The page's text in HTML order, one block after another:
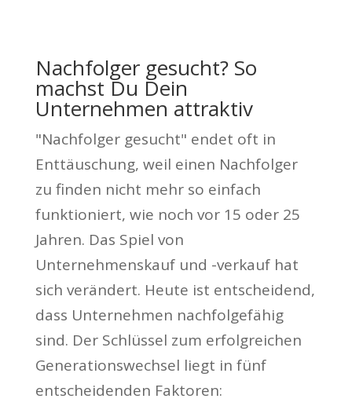
Nachfolger gesucht? So
machst Du Dein
Unternehmen attraktiv
"Nachfolger gesucht" endet oft in
Enttäuschung, weil einen Nachfolger
zu finden nicht mehr so einfach
funktioniert, wie noch vor 15 oder 25
Jahren. Das Spiel von
Unternehmenskauf und -verkauf hat
sich verändert. Heute ist entscheidend,
dass Unternehmen nachfolgefähig
sind. Der Schlüssel zum erfolgreichen
Generationswechsel liegt in fünf
entscheidenden Faktoren: